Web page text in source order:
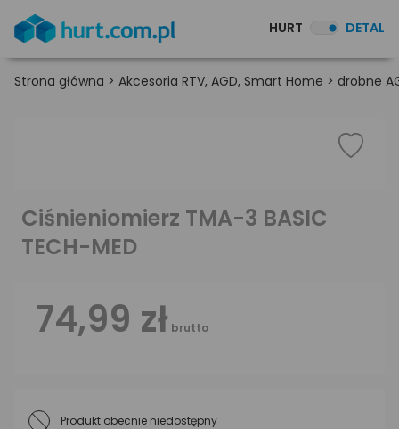
HURT DETAL
Strona główna > Akcesoria RTV, AGD, Smart Home > drobne
Ciśnieniomierz TMA-3 BASIC
TECH-MED
74,99 zł brutto
Produkt obecnie niedostępny